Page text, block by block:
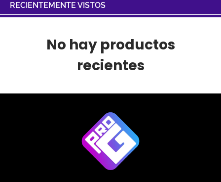
RECIENTEMENTE VISTOS
No hay productos
recientes